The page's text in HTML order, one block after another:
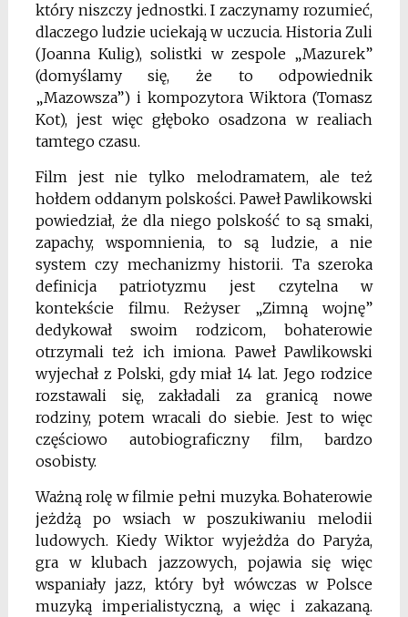
który niszczy jednostki. I zaczynamy rozumieć,
dlaczego ludzie uciekają w uczucia. Historia Zuli
(Joanna Kulig), solistki w zespole „Mazurek”
(domyślamy się, że to odpowiednik
„Mazowsza”) i kompozytora Wiktora (Tomasz
Kot), jest więc głęboko osadzona w realiach
tamtego czasu.
Film jest nie tylko melodramatem, ale też
hołdem oddanym polskości. Paweł Pawlikowski
powiedział, że dla niego polskość to są smaki,
zapachy, wspomnienia, to są ludzie, a nie
system czy mechanizmy historii. Ta szeroka
definicja patriotyzmu jest czytelna w
kontekście filmu. Reżyser „Zimną wojnę”
dedykował swoim rodzicom, bohaterowie
otrzymali też ich imiona. Paweł Pawlikowski
wyjechał z Polski, gdy miał 14 lat. Jego rodzice
rozstawali się, zakładali za granicą nowe
rodziny, potem wracali do siebie. Jest to więc
częściowo autobiograficzny film, bardzo
osobisty.
Ważną rolę w filmie pełni muzyka. Bohaterowie
jeżdżą po wsiach w poszukiwaniu melodii
ludowych. Kiedy Wiktor wyjeżdża do Paryża,
gra w klubach jazzowych, pojawia się więc
wspaniały jazz, który był wówczas w Polsce
muzyką imperialistyczną, a więc i zakazaną.